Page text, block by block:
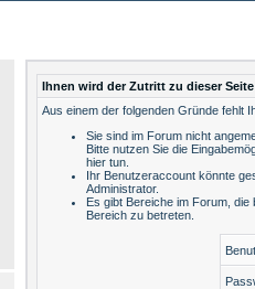
Ihnen wird der Zutritt zu dieser
Aus einem der folgenden Gründe fehlt
Sie sind im Forum nicht
Bitte nutzen Sie die
hier tun
Ihr Benutzeraccount könnte
Administrator.
Es gibt Bereiche im Forum,
Bereich zu betreten.